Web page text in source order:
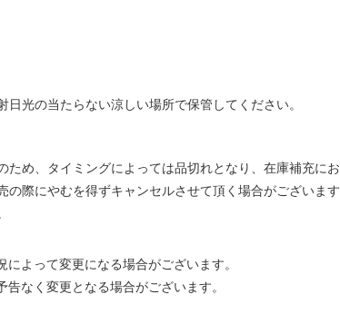
日光の当たらない涼しい場所で保管してください。
ため、タイミングによっては品切れとなり、在庫補充にお
の際にやむを得ずキャンセルさせて頂く場合がございます
よって変更になる場合がございます。
なく変更となる場合がございます。